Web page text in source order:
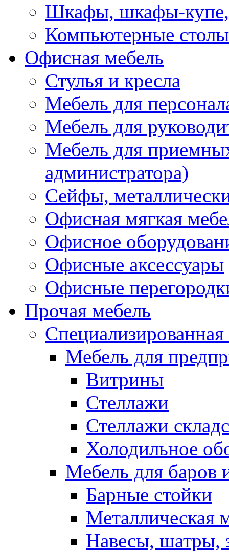
Шкафы, шкафы-купе,
Компьютерные столы
Офисная мебель
Стулья и кресла
Мебель для
Мебель для
Мебель для
администратора)
Сейфы,
Офисная мягкая
Офисное
Офисные аксессуары
Офисные
Прочая мебель
Специализированная
Мебель для
Витрины
Стеллажи
Стеллажи
Холодильное
Мебель для баров
Барные стойки
Металлическая
Навесы, шатры,